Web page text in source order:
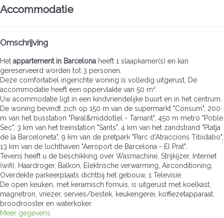
Accommodatie
Omschrijving
Het appartement in Barcelona heeft 1 slaapkamer(s) en kan
gereserveerd worden tot 3 personen.
Deze comfortabel ingerichte woning is volledig uitgerust, De
accommodatie heeft een oppervlakte van 50 m².
Uw acommodatie ligt in een kindvriendelijke buurt en in het centrum.
De woning bevindt zich op 150 m van de supermarkt "Consum", 200
m van het busstation "Paral&middotlel - Tamarit", 450 m metro "Poble
Sec", 3 km van het treinstation "Sants", 4 km van het zandstrand "Platja
de la Barceloneta", 9 km van de pretpark "Parc d'Atraccions Tibidabo",
13 km van de luchthaven "Aeroport de Barcelona - El Prat".
Tevens heeft u de beschikking over Wasmachine, Strijkijzer, Internet
(wifi), Haardroger, Balkon, Elektrische verwarming, Airconditioning,
Overdekte parkeerplaats dichtbij het gebouw, 1 Televisie.
De open keuken, met keramisch fornuis, is uitgerust met koelkast,
magnetron, vriezer, servies/bestek, keukengerei, koffiezetapparaat,
broodrooster en waterkoker.
Meer gegevens